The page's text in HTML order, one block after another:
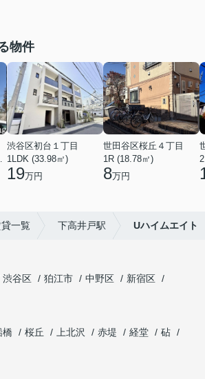
物件
渋谷区初台１丁目
1LDK (33.98㎡)
19万円
世田谷区桜丘４丁目
1R (18.78㎡)
8万円
一覧 下高井戸駅 Uハイムエイト
渋谷区 狛江市 中野区
新宿区
橋 桜丘 上北沢 赤堤 経堂
砧